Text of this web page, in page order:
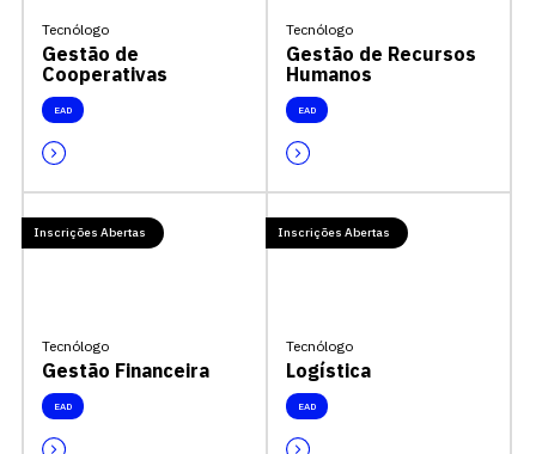
Tecnólogo
Gestão de
Cooperativas
EAD
Tecnólogo
Gestão de Recursos
Humanos
EAD
Inscrições Abertas
Tecnólogo
Gestão Financeira
EAD
Inscrições Abertas
Tecnólogo
Logística
EAD